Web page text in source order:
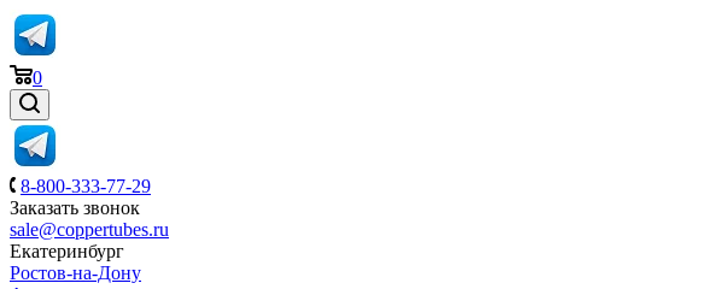
0
8-800-333-77-29
Заказать звонок
sale@coppertubes.ru
Екатеринбург
Ростов-на-Дону